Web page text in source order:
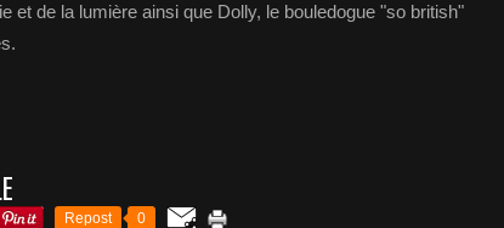
et de la lumière ainsi que Dolly, le bouledogue "so british"
Repost 0